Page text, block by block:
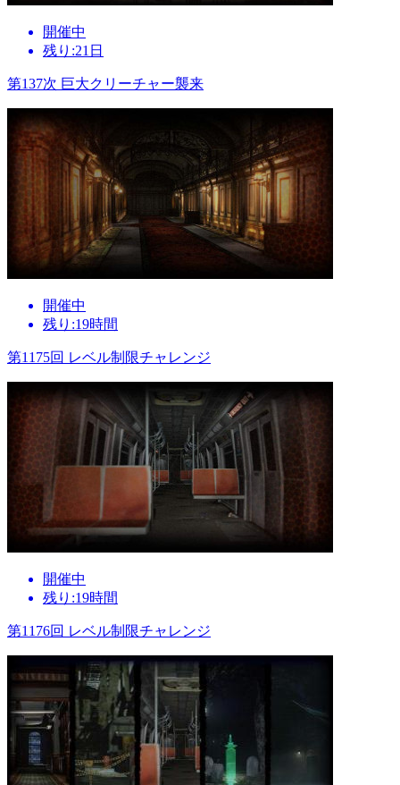
開催中
残り:21日
第137次 巨大クリーチャー襲来
開催中
残り:19時間
第1175回 レベル制限チャレンジ
開催中
残り:19時間
第1176回 レベル制限チャレンジ